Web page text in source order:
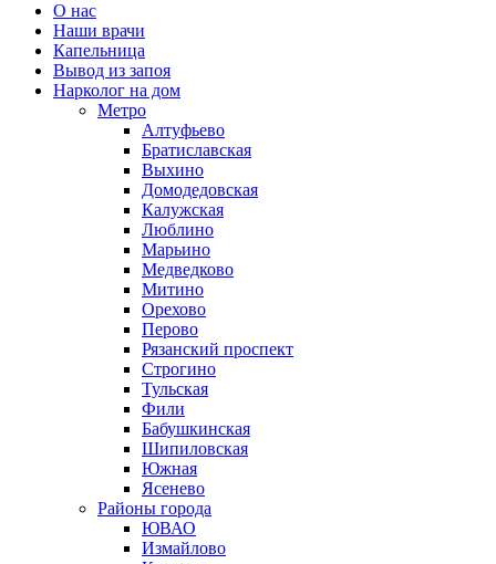
О нас
Наши врачи
Капельница
Вывод из запоя
Нарколог на дом
Метро
Алтуфьево
Братиславская
Выхино
Домодедовская
Калужская
Люблино
Марьино
Медведково
Митино
Орехово
Перово
Рязанский проспект
Строгино
Тульская
Фили
Бабушкинская
Шипиловская
Южная
Ясенево
Районы города
ЮВАО
Измайлово